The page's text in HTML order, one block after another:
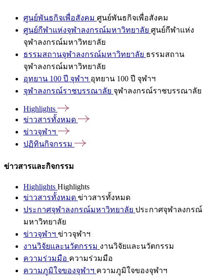
ศูนย์พันธกิจเพื่อสังคม ศูนย์พันธกิจเพื่อสังคม
ศูนย์กีฬาแห่งจุฬาลงกรณ์มหาวิทยาลัย ศูนย์กีฬาแห่ง
จุฬาลงกรณ์มหาวิทยาลัย
ธรรมสถานจุฬาลงกรณ์มหาวิทยาลัย ธรรมสถาน
จุฬาลงกรณ์มหาวิทยาลัย
อุทยาน 100 ปี จุฬาฯ อุทยาน 100 ปี จุฬาฯ
จุฬาลงกรณ์ราชบรรณาลัย จุฬาลงกรณ์ราชบรรณาลัย
Highlights
ข่าวสารทั้งหมด
ข่าวจุฬาฯ
ปฏิทินกิจกรรม
ข่าวสารและกิจกรรม
Highlights Highlights
ข่าวสารทั้งหมด ข่าวสารทั้งหมด
ประกาศจุฬาลงกรณ์มหาวิทยาลัย ประกาศจุฬาลงกรณ์
มหาวิทยาลัย
ข่าวจุฬาฯ ข่าวจุฬาฯ
งานวิจัยและนวัตกรรม งานวิจัยและนวัตกรรม
ความร่วมมือ ความร่วมมือ
ความภูมิใจของจุฬาฯ ความภูมิใจของจุฬาฯ